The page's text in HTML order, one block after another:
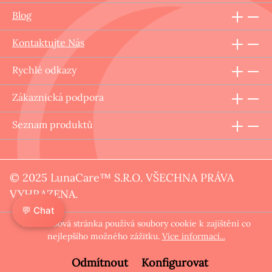
Blog
Kontaktujte Nás
Rychlé odkazy
Zákaznická podpora
Seznam produktů
© 2025 LunaCare™ S.R.O. VŠECHNA PRÁVA
VYHRAZENA.
Tato webová stránka používá soubory cookie k zajištění co
nejlepšího možného zážitku. Více informací...
Odmítnout Konfigurovat
💬 Chat